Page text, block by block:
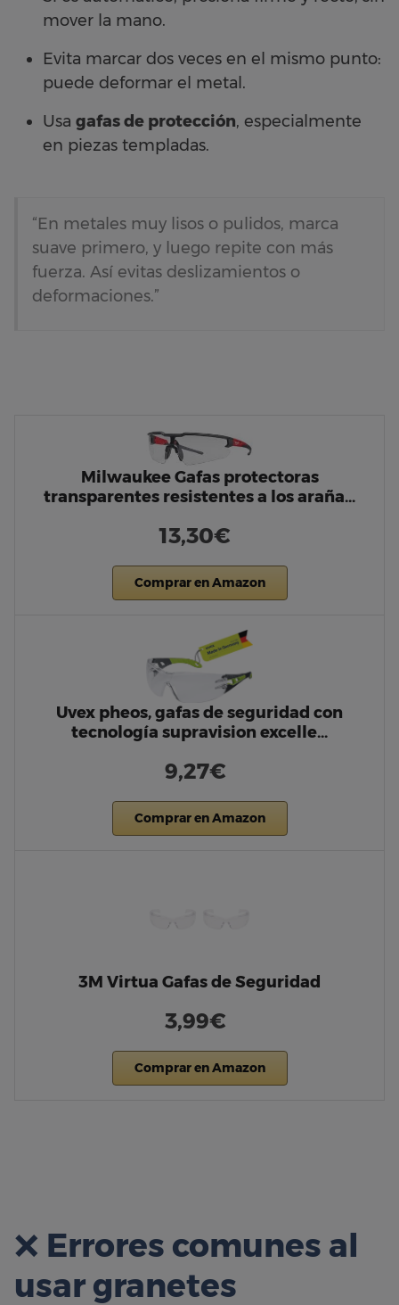
mover la mano.
Evita marcar dos veces en el mismo punto:
puede deformar el metal.
Usa gafas de protección, especialmente
en piezas templadas.
“En metales muy lisos o pulidos, marca
suave primero, y luego repite con más
fuerza. Así evitas deslizamientos o
deformaciones.”
Milwaukee Gafas protectoras
transparentes resistentes a los araña…
13,30€
Comprar en Amazon
Uvex pheos, gafas de seguridad con
tecnología supravision excelle…
9,27€
Comprar en Amazon
3M Virtua Gafas de Seguridad
3,99€
Comprar en Amazon
❌ Errores comunes al
usar granetes